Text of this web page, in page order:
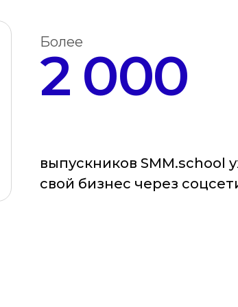
Более
2 000
выпускников SMM.school
свой бизнес через